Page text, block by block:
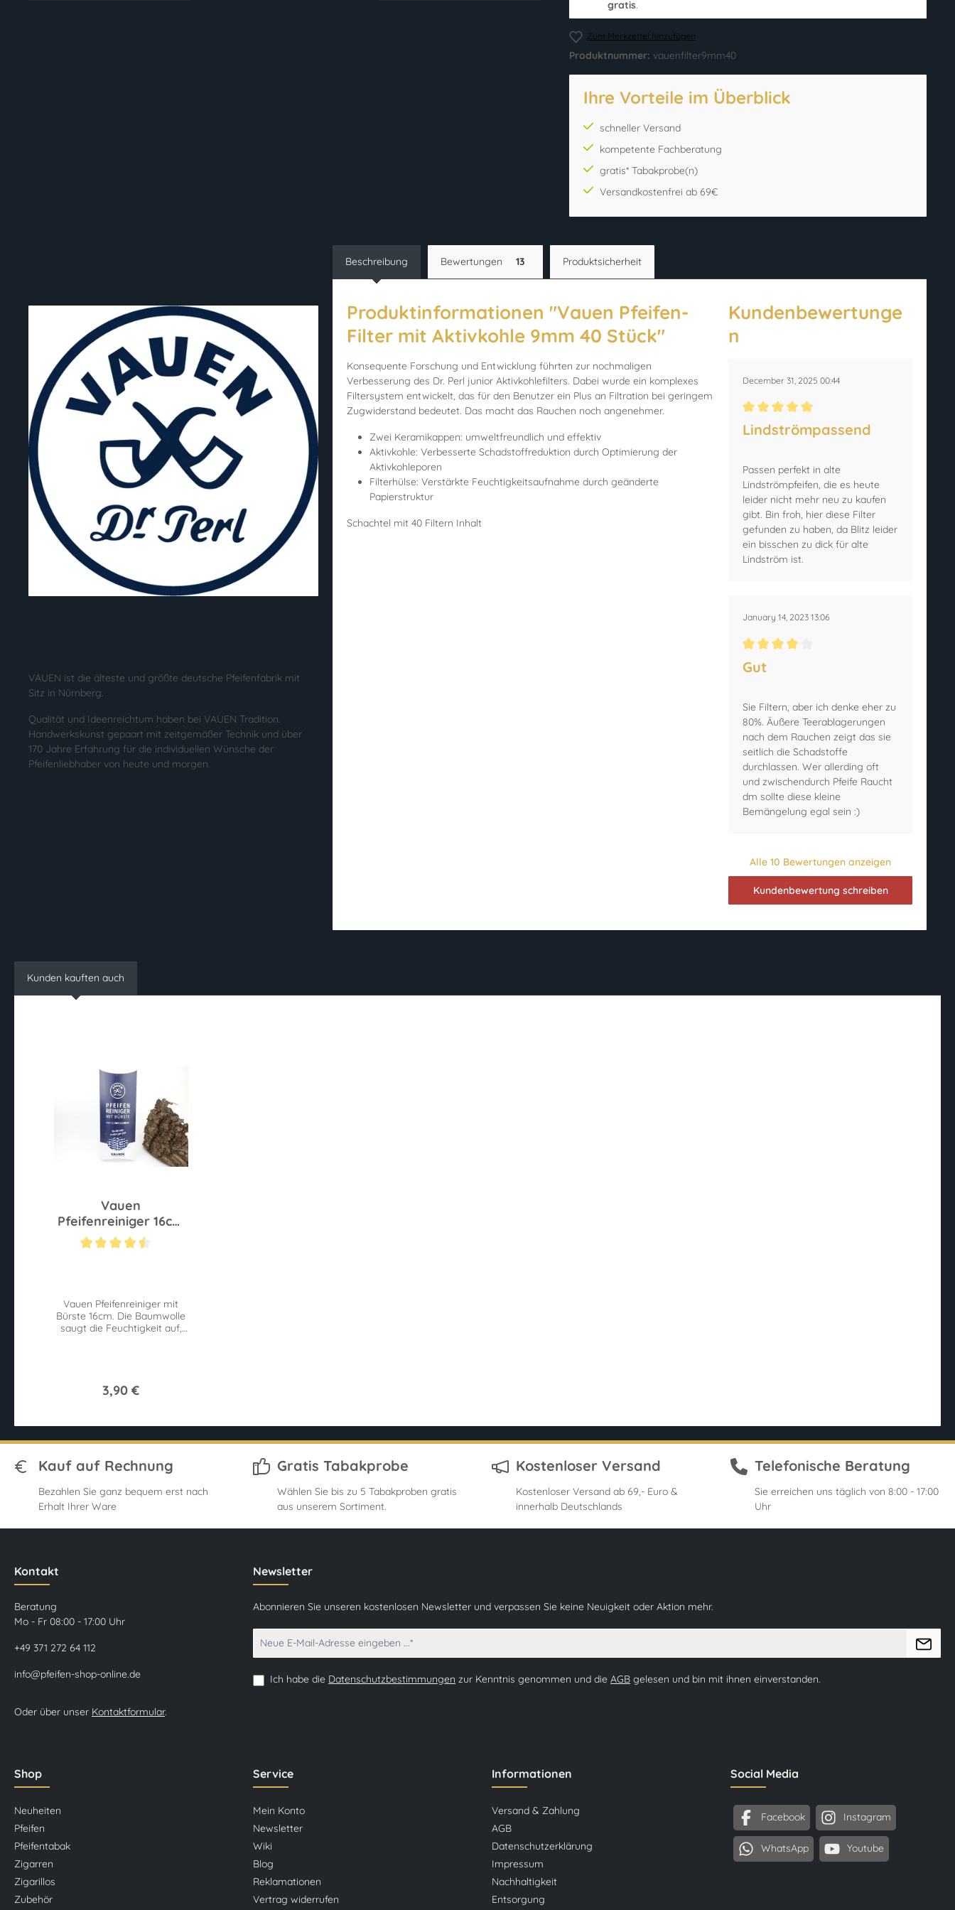
gratis.
Zum Merkzettel hinzufügen
Produktnummer: vauenfilter9mm40
Ihre Vorteile im Überblick
schneller Versand
kompetente Fachberatung
gratis* Tabakprobe(n)
Versandkostenfrei ab 69€
VAUEN ist die älteste und größte deutsche Pfeifenfabrik mit
Sitz in Nürnberg.
Qualität und Ideenreichtum haben bei VAUEN Tradition.
Handwerkskunst gepaart mit zeitgemäßer Technik und über
170 Jahre Erfahrung für die individuellen Wünsche der
Pfeifenliebhaber von heute und morgen.
Beschreibung Bewertungen 13 Produktsicherheit
Produktinformationen "Vauen Pfeifen-
Filter mit Aktivkohle 9mm 40 Stück"
Konsequente Forschung und Entwicklung führten zur nochmaligen
Verbesserung des Dr. Perl junior Aktivkohlefilters. Dabei wurde ein komplexes
Filtersystem entwickelt, das für den Benutzer ein Plus an Filtration bei geringem
Zugwiderstand bedeutet. Das macht das Rauchen noch angenehmer.
Zwei Keramikappen: umweltfreundlich und effektiv
Aktivkohle: Verbesserte Schadstoffreduktion durch Optimierung der
Aktivkohleporen
Filterhülse: Verstärkte Feuchtigkeitsaufnahme durch geänderte
Papierstruktur
Schachtel mit 40 Filtern Inhalt
Kundenbewertunge
n
December 31, 2025 00:44
Durchschnittliche Bewertung von 5 von 5
Lindströmpassend
Passen perfekt in alte
Lindströmpfeifen, die es heute
leider nicht mehr neu zu kaufen
gibt. Bin froh, hier diese Filter
gefunden zu haben, da Blitz leider
ein bisschen zu dick für alte
Lindström ist.
January 14, 2023 13:06
Durchschnittliche Bewertung von 4 von 5
Gut
Sie Filtern, aber ich denke eher zu
80%. Äußere Teerablagerungen
nach dem Rauchen zeigt das sie
seitlich die Schadstoffe
durchlassen. Wer allerding oft
und zwischendurch Pfeife Raucht
dm sollte diese kleine
Bemängelung egal sein :)
Alle 10 Bewertungen anzeigen
Kundenbewertung schreiben
Kunden kauften auch
Vauen
Pfeifenreiniger 16cm
504
Vauen Pfeifenreiniger mit
Bürste 16cm. Die Baumwolle
saugt die Feuchtigkeit auf,
3,90 €
Kauf auf Rechnung
Bezahlen Sie ganz bequem erst nach
Erhalt Ihrer Ware
Gratis Tabakprobe
Wählen Sie bis zu 5 Tabakproben gratis
aus unserem Sortiment.
Kostenloser Versand
Kostenloser Versand ab 69,- Euro &
innerhalb Deutschlands
Telefonische Beratung
Sie erreichen uns täglich von 8:00 - 17:00
Uhr
Kontakt
Beratung
Mo - Fr 08:00 - 17:00 Uhr
+49 371 272 64 112
info@pfeifen-shop-online.de
Oder über unser Kontaktformular.
Newsletter
Abonnieren Sie unseren kostenlosen Newsletter und verpassen Sie keine Neuigkeit oder Aktion mehr.
Ich habe die Datenschutzbestimmungen zur Kenntnis genommen und die AGB gelesen und bin mit ihnen einverstanden.
Social Media
Facebook Instagram
WhatsApp Youtube
Shop
Neuheiten
Pfeifen
Pfeifentabak
Zigarren
Zigarillos
Zubehör
Service
Mein Konto
Newsletter
Wiki
Blog
Reklamationen
Vertrag widerrufen
Informationen
Versand & Zahlung
AGB
Datenschutzerklärung
Impressum
Nachhaltigkeit
Entsorgung